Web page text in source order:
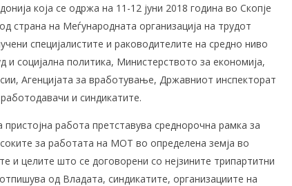
која се одржа на 11-12 јуни 2018 година во Скопје
страна на Меѓународната организација на трудот
специјалистите и раководителите на средно ниво
и социјална политика, Министерството за економија,
Агенцијата за вработување, Државниот инспекторат
и синдикатите.
работа претставува среднорочна рамка за
за работата на МОТ во определена земја во
и целите што се договорени со нејзините трипартитни
од Владата, синдикатите, организациите на